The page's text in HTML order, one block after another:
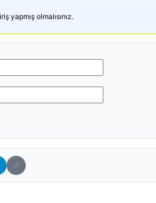
yapmış olmalısınız.